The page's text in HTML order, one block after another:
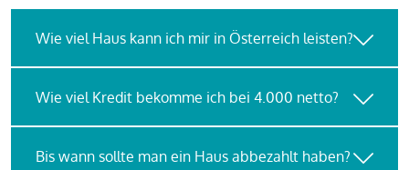
Wie viel Haus kann ich mir in Österreich leisten?
Wie viel Kredit bekomme ich bei 4.000 netto?
Bis wann sollte man ein Haus abbezahlt haben?